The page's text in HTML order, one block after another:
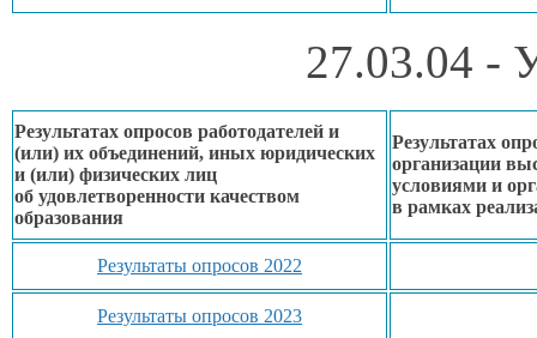
27.03.04 -
Результатах опросов работодателей и
(или) их объединений, иных юридических
и (или) физических лиц
об удовлетворенности качеством
образования
Результатах
организации
условиями и
в рамках
Результаты опросов 2022
Результаты опросов 2023